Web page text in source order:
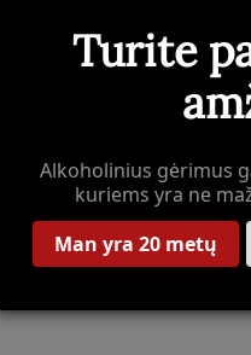
2018 m. pelnęs „Good
dinamiškam miestui,
vyno butelį vos per
Turite
Alkoholinius gėrimus
kuriems yra ne
Man yra 20 metų